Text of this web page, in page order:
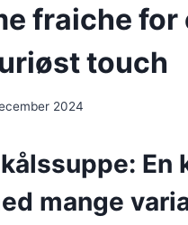
fraiche for
touch
2024
En
mange